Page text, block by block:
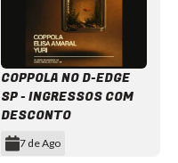
COPPOLA NO D-EDGE
SP - INGRESSOS COM
DESCONTO
7 de Ago